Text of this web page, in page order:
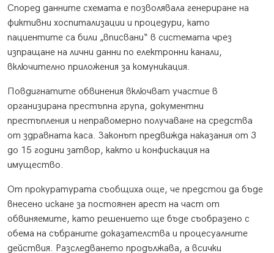
Според данните схемата е позволявала генериране на
фиктивни хоспитализации и процедури, като
пациентите са били „вписвани“ в системата чрез
изпращане на лични данни по електронни канали,
включително приложения за комуникация.
Повдигнатите обвинения включват участие в
организирана престъпна група, документни
престъпления и неправомерно получаване на средства
от здравната каса. Законът предвижда наказания от 3
до 15 години затвор, както и конфискация на
имущество.
От прокуратурата съобщиха още, че предстои да бъде
внесено искане за постоянен арест на част от
обвиняемите, като решението ще бъде съобразено с
обема на събраните доказателства и процесуалните
действия. Разследването продължава, а всички